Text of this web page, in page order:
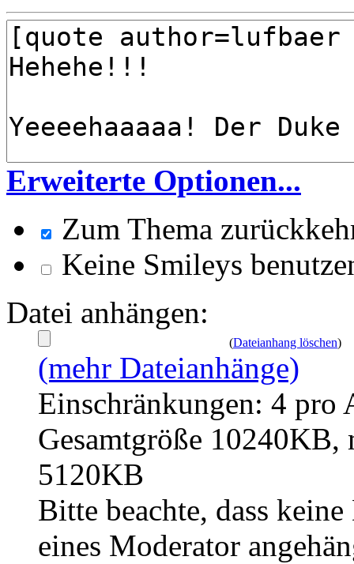
Erweiterte Optionen...
Zum Thema
Keine Smileys
Datei anhängen:
(Dateianhang löschen)
(mehr Dateianhänge)
Einschränkungen: 4 pro
Gesamtgröße
5120KB
Bitte beachte, dass
eines Moderator